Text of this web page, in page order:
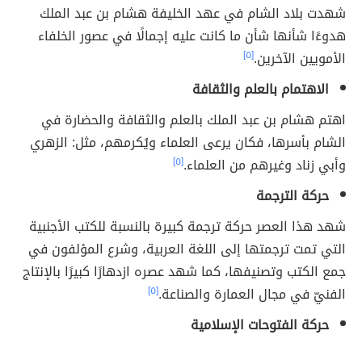
شهدت بلاد الشام في عهد الخليفة هشام بن عبد الملك
هدوءًا شأنها شأن ما كانت عليه إجمالًا في عصور الخلفاء
الأمويين الآخرين.[٥]
الاهتمام بالعلم والثقافة
اهتم هشام بن عبد الملك بالعلم والثقافة والحضارة في
الشام بأسرها، فكان يرعى العلماء ويُكرمهم، مثل: الزهري
وأبي زناد وغيرهم من العلماء.[٥]
حركة الترجمة
شهد هذا العصر حركة ترجمة كبيرة بالنسبة للكتب الأجنبية
التي تمت ترجمتها إلى اللغة العربية، وشرع المؤلفون في
جمع الكتب وتصنيفها، كما شهد عصره ازدهارًا كبيرًا بالإنتاج
الفنيّ في مجال العمارة والصناعة.[٥]
حركة الفتوحات الإسلامية